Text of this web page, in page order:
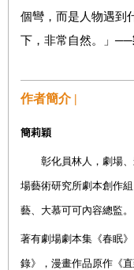
個彎，而是人物遇到
下，非常自然。」 ──
作者簡介 |
簡莉穎
彰化員林人，劇場、
場藝術研究所劇本創作
藝、大慕可可內容總監。
著有劇場劇本集《春眠
錄》，漫畫作品原作《直